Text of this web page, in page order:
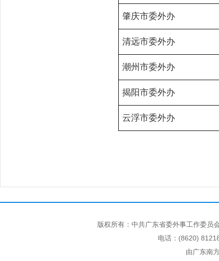
肇庆市委外办
清远市委外办
潮州市委外办
揭阳市委外办
云浮市委外办
版权所有：中共广东省委外事工作委
电话：(8620)
由广东南